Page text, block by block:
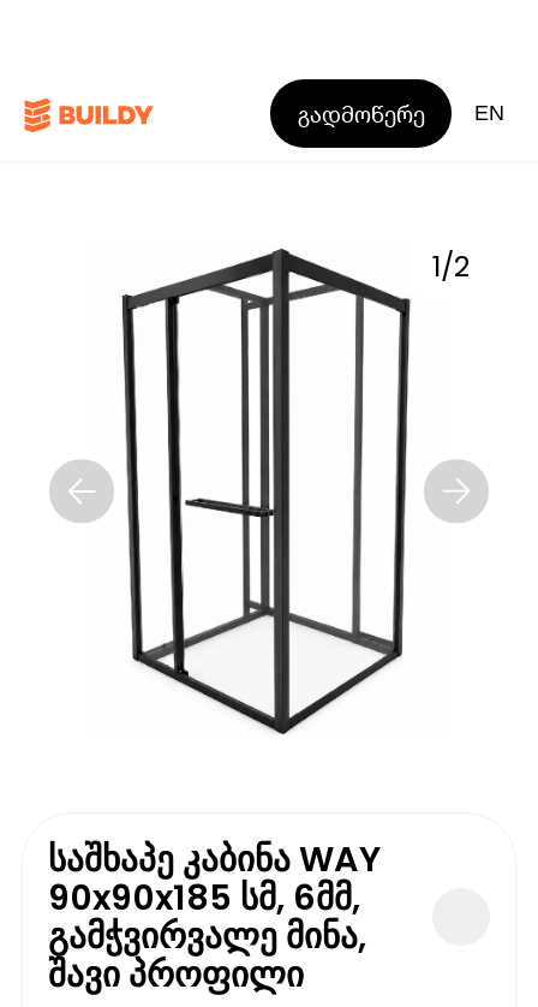
გადმოწერე EN
1/2
საშხაპე კაბინა WAY
90x90x185 სმ, 6მმ,
გამჭვირვალე მინა,
შავი პროფილი